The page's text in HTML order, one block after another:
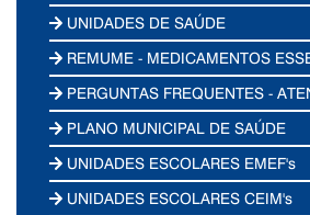
UNIDADES DE SAÚDE
REMUME - MEDICAMENTOS
PERGUNTAS FREQUENTES -
PLANO MUNICIPAL DE SAÚDE
UNIDADES ESCOLARES EMEF's
UNIDADES ESCOLARES CEIM's